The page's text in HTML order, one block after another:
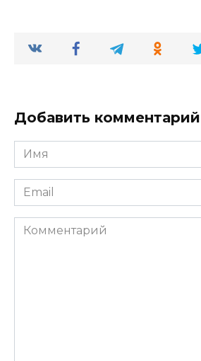
Добавить комментарий
Имя
*
Email
*
Комментарий